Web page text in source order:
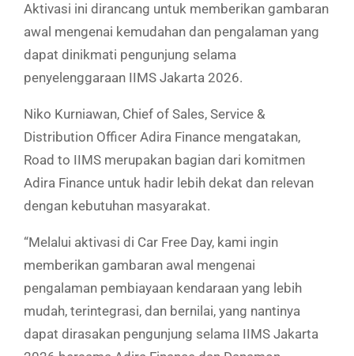
Aktivasi ini dirancang untuk memberikan gambaran
awal mengenai kemudahan dan pengalaman yang
dapat dinikmati pengunjung selama
penyelenggaraan IIMS Jakarta 2026.
Niko Kurniawan, Chief of Sales, Service &
Distribution Officer Adira Finance mengatakan,
Road to IIMS merupakan bagian dari komitmen
Adira Finance untuk hadir lebih dekat dan relevan
dengan kebutuhan masyarakat.
“Melalui aktivasi di Car Free Day, kami ingin
memberikan gambaran awal mengenai
pengalaman pembiayaan kendaraan yang lebih
mudah, terintegrasi, dan bernilai, yang nantinya
dapat dirasakan pengunjung selama IIMS Jakarta